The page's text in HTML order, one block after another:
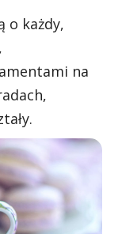
o każdy,
na